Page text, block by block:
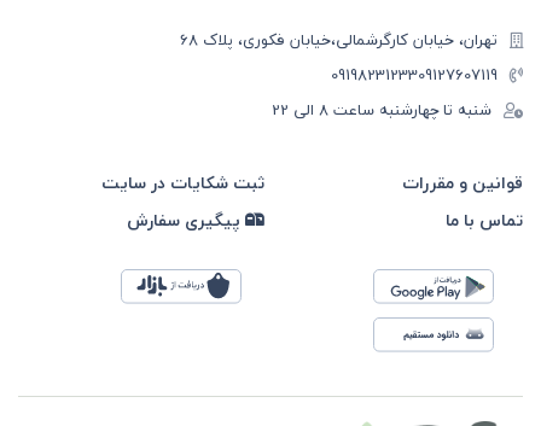
تهران، خیابان کارگرشمالی،خیابان فکوری، پلاک 68
09127607119
09198231233
شنبه تا چهارشنبه ساعت ۸ الی 22
قوانین و مقررات
ثبت شکایات در سایت
تماس با ما
پیگیری سفارش